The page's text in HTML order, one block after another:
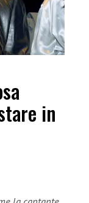
in